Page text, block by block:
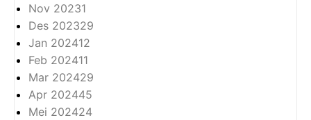
Nov 20231
Des 202329
Jan 202412
Feb 202411
Mar 202429
Apr 202445
Mei 202424